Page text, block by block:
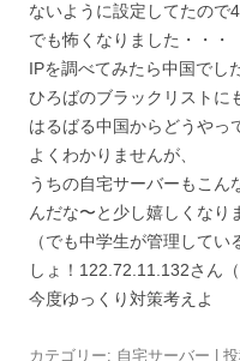
ないように設定してたので
でも怖くなりました・・・
IPを調べてみたら中国でし
ひろばのブラックリストに
はるばる中国からどうやっ
よくわかりませんが、
うちの自宅サーバーもこん
んだな〜と少し嬉しくなり
（でも中学生が管理して
しょ！122.72.11.132さん
今度ゆっくり対策考えよ
カテゴリー: 自宅サーバー |